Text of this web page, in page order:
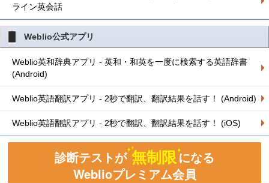
ライン英会話
Weblio公式アプリ
Weblio英和辞典アプリ - 英和・和英を一度に検索する英語辞書
(Android)
Weblio英語翻訳アプリ - 2秒で翻訳、翻訳結果を話す！ (Android)
Weblio英語翻訳アプリ - 2秒で翻訳、翻訳結果を話す！ (iOS)
診断テストが 無制限になる
Weblioプレミアム会員